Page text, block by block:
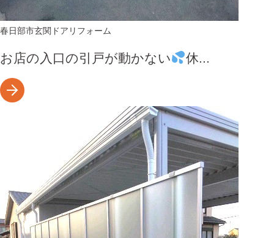
春日部市玄関ドアリフォーム
お店の入口の引戸が動かない 休...